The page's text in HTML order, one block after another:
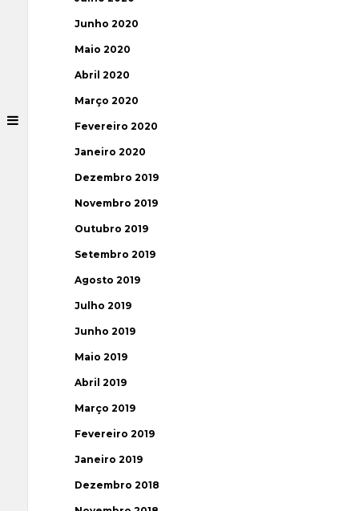
Junho 2020
Maio 2020
Abril 2020
Março 2020
Fevereiro 2020
Janeiro 2020
Dezembro 2019
Novembro 2019
Outubro 2019
Setembro 2019
Agosto 2019
Julho 2019
Junho 2019
Maio 2019
Abril 2019
Março 2019
Fevereiro 2019
Janeiro 2019
Dezembro 2018